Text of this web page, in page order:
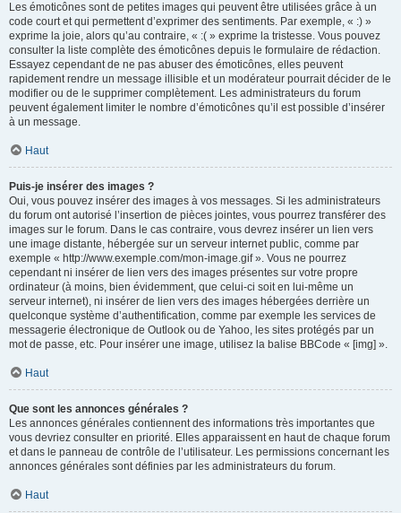
Les émoticônes sont de petites images qui peuvent être utilisées grâce à un
code court et qui permettent d’exprimer des sentiments. Par exemple, « :) »
exprime la joie, alors qu’au contraire, « :( » exprime la tristesse. Vous pouvez
consulter la liste complète des émoticônes depuis le formulaire de rédaction.
Essayez cependant de ne pas abuser des émoticônes, elles peuvent
rapidement rendre un message illisible et un modérateur pourrait décider de le
modifier ou de le supprimer complètement. Les administrateurs du forum
peuvent également limiter le nombre d’émoticônes qu’il est possible d’insérer
à un message.
Haut
Puis-je insérer des images ?
Oui, vous pouvez insérer des images à vos messages. Si les administrateurs
du forum ont autorisé l’insertion de pièces jointes, vous pourrez transférer des
images sur le forum. Dans le cas contraire, vous devrez insérer un lien vers
une image distante, hébergée sur un serveur internet public, comme par
exemple « http://www.exemple.com/mon-image.gif ». Vous ne pourrez
cependant ni insérer de lien vers des images présentes sur votre propre
ordinateur (à moins, bien évidemment, que celui-ci soit en lui-même un
serveur internet), ni insérer de lien vers des images hébergées derrière un
quelconque système d’authentification, comme par exemple les services de
messagerie électronique de Outlook ou de Yahoo, les sites protégés par un
mot de passe, etc. Pour insérer une image, utilisez la balise BBCode « [img] ».
Haut
Que sont les annonces générales ?
Les annonces générales contiennent des informations très importantes que
vous devriez consulter en priorité. Elles apparaissent en haut de chaque forum
et dans le panneau de contrôle de l’utilisateur. Les permissions concernant les
annonces générales sont définies par les administrateurs du forum.
Haut